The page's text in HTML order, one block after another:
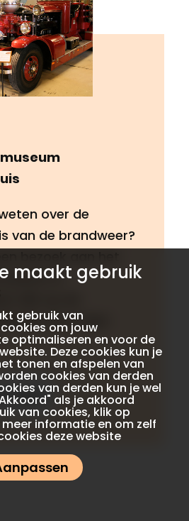
maakt gebruik
gebruik van
om jouw
optimaliseren en voor de
Deze cookies kun je
tonen en afspelen van
cookies van derden
van derden kun je wel
als je akkoord
van cookies, klik op
informatie en om zelf
deze website
over de
van de brandweer?
in
Klik op de
link voor meer